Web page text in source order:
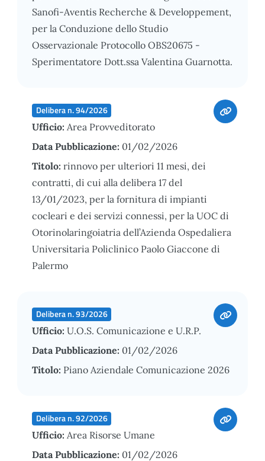
Sanofi-Aventis Recherche & Developpement,
per la Conduzione dello Studio
Osservazionale Protocollo OBS20675 -
Sperimentatore Dott.ssa Valentina Guarnotta.
Delibera n. 94/2026
Ufficio: Area Provveditorato
Data Pubblicazione: 01/02/2026
Titolo: rinnovo per ulteriori 11 mesi, dei
contratti, di cui alla delibera 17 del
13/01/2023, per la fornitura di impianti
cocleari e dei servizi connessi, per la UOC di
Otorinolaringoiatria dell’Azienda Ospedaliera
Universitaria Policlinico Paolo Giaccone di
Palermo
Delibera n. 93/2026
Ufficio: U.O.S. Comunicazione e U.R.P.
Data Pubblicazione: 01/02/2026
Titolo: Piano Aziendale Comunicazione 2026
Delibera n. 92/2026
Ufficio: Area Risorse Umane
Data Pubblicazione: 01/02/2026